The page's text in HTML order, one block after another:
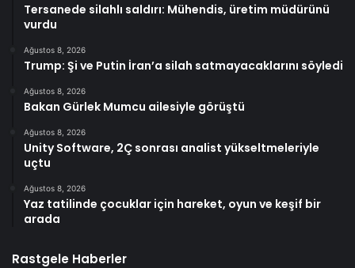
Tersanede silahlı saldırı: Mühendis, üretim müdürünü
vurdu
Ağustos 8, 2026
Trump: Şi ve Putin İran’a silah satmayacaklarını söyledi
Ağustos 8, 2026
Bakan Gürlek Mumcu ailesiyle görüştü
Ağustos 8, 2026
Unity Software, 2Ç sonrası analist yükseltmeleriyle
uçtu
Ağustos 8, 2026
Yaz tatilinde çocuklar için hareket, oyun ve keşif bir
arada
Rastgele Haberler